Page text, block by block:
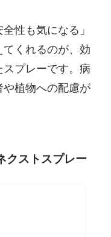
性も気になる」
くれるのが、効
プレーです。病
植物への配慮が
クストスプレー